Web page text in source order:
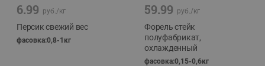
6.99 руб./кг
Персик свежий вес
фасовка:0,8-1кг
59.99 руб./кг
Форель стейк
полуфабрикат,
охлажденный
фасовка:0,15-0,6кг